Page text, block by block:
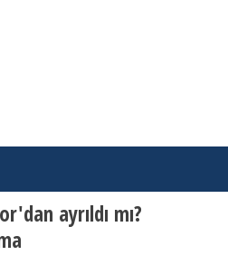
ayrıldı mı?